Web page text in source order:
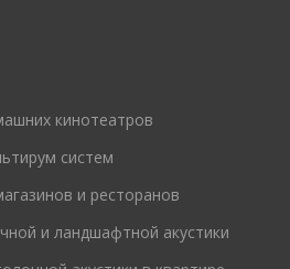
кинотеатров
систем
и ресторанов
и ландшафтной акустики